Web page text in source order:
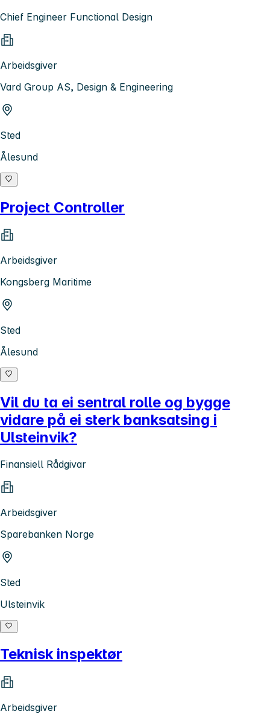
Chief Engineer Functional Design
Arbeidsgiver
Vard Group AS, Design & Engineering
Sted
Ålesund
Project Controller
Arbeidsgiver
Kongsberg Maritime
Sted
Ålesund
Vil du ta ei sentral rolle og bygge
vidare på ei sterk banksatsing i
Ulsteinvik?
Finansiell Rådgivar
Arbeidsgiver
Sparebanken Norge
Sted
Ulsteinvik
Teknisk inspektør
Arbeidsgiver